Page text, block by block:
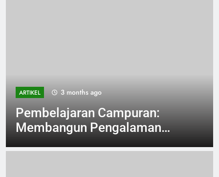
ARTIKEL 3 months ago
Pembelajaran Campuran:
Membangun Pengalaman